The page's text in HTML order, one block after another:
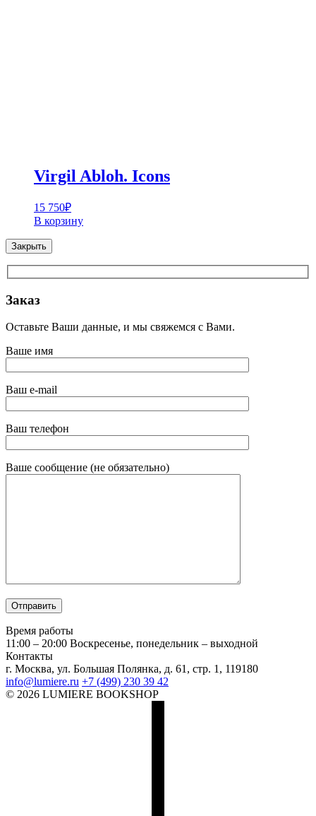
Virgil Abloh. Icons
15 750₽
В корзину
Закрыть
Заказ
Оставьте Ваши данные, и мы свяжемся с Вами.
Ваше имя
Ваш e-mail
Ваш телефон
Ваше сообщение (не обязательно)
Время работы
11:00 – 20:00 Воскресенье, понедельник – выходной
Контакты
г. Москва, ул. Большая Полянка, д. 61, стр. 1, 119180
info@lumiere.ru +7 (499) 230 39 42
© 2026 LUMIERE BOOKSHOP